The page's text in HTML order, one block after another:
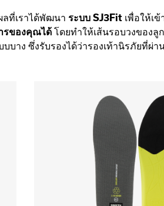
ลที่เราได้พัฒนา ระบบ SJ3Fit เพื่อให้เ
รของคุณได้ โดยทำให้เส้นรอบวงของลู
บาง ซึ่งรับรองได้ว่ารองเท้านิรภัยที่